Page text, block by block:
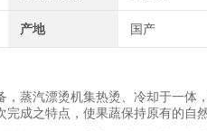
产地 国产
蒸汽漂烫机集热烫、冷却于一体
成之特点，使果蔬保持原有的自然